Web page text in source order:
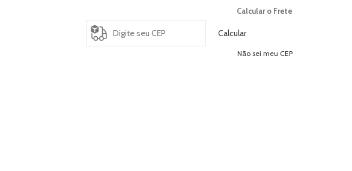
Calcular o Frete
Calcular
Não sei meu CEP